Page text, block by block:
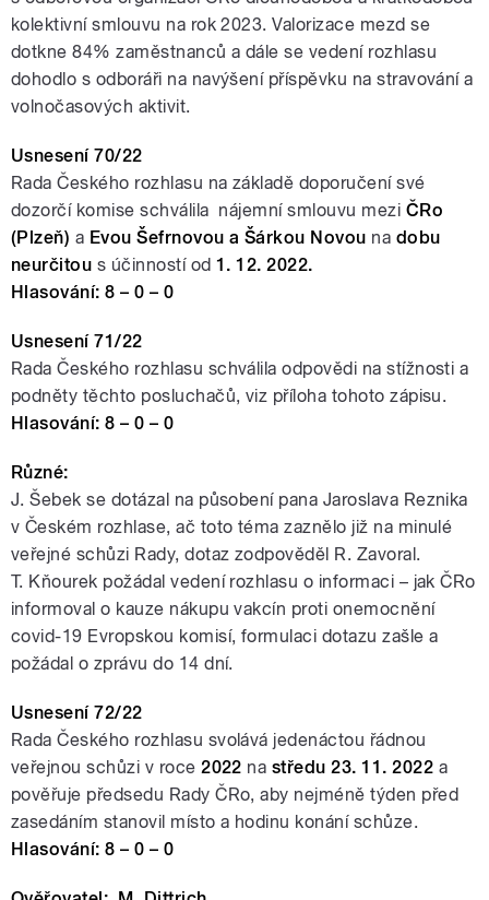
kolektivní smlouvu na rok 2023. Valorizace mezd se
dotkne 84% zaměstnanců a dále se vedení rozhlasu
dohodlo s odboráři na navýšení příspěvku na stravování a
volnočasových aktivit.
Usnesení 70/22
Rada Českého rozhlasu na základě doporučení své
dozorčí komise schválila nájemní smlouvu mezi ČRo
(Plzeň) a Evou Šefrnovou a Šárkou Novou na dobu
neurčitou s účinností od1. 12. 2022.
Hlasování: 8 – 0 – 0
Usnesení 71/22
Rada Českého rozhlasu schválila odpovědi na stížnosti a
podněty těchto posluchačů, viz příloha tohoto zápisu.
Hlasování: 8 – 0 – 0
Různé:
J. Šebek se dotázal na působení pana Jaroslava Reznika
v Českém rozhlase, ač toto téma zaznělo již na minulé
veřejné schůzi Rady, dotaz zodpověděl R. Zavoral.
T. Kňourek požádal vedení rozhlasu o informaci – jak ČRo
informoval o kauze nákupu vakcín proti onemocnění
covid-19 Evropskou komisí, formulaci dotazu zašle a
požádal o zprávu do 14 dní.
Usnesení 72/22
Rada Českého rozhlasu svolává jedenáctou řádnou
veřejnou schůzi v roce 2022 na středu 23. 11. 2022 a
pověřuje předsedu Rady ČRo, aby nejméně týden před
zasedáním stanovil místo a hodinu konání schůze.
Hlasování: 8 – 0 – 0